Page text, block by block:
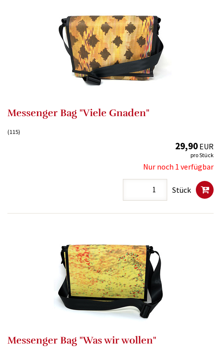
Messenger Bag "Viele Gnaden"
(115)
29,90 EUR
pro Stück
Nur noch 1 verfügbar
Stück
Messenger Bag "Was wir wollen"